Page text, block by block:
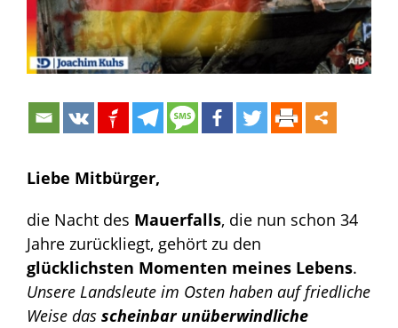
Liebe Mitbürger,
die Nacht des Mauerfalls, die nun schon 34
Jahre zurückliegt, gehört zu den
glücklichsten Momenten meines Lebens.
Unsere Landsleute im Osten haben auf friedliche
Weise das scheinbar unüberwindliche